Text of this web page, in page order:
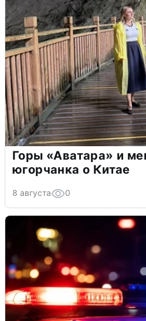
Горы «Аватара» и
югорчанка о Китае
8 августа 0